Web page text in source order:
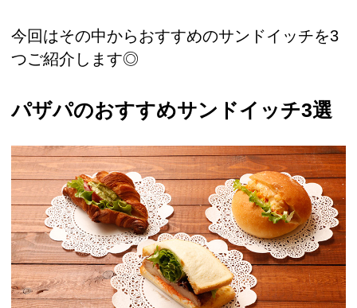
今回はその中からおすすめのサンドイッチを3
つご紹介します◎
パザパのおすすめサンドイッチ3選